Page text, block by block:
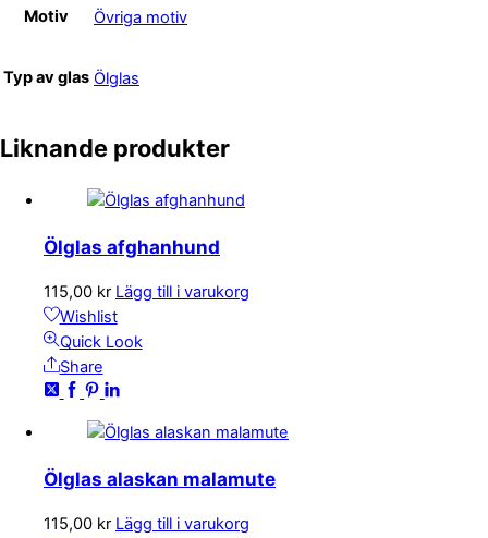
Motiv Övriga motiv
Typ av glas Ölglas
Liknande produkter
Ölglas afghanhund
115,00 kr Lägg till i varukorg
Wishlist
Quick Look
Share
Ölglas alaskan malamute
115,00 kr Lägg till i varukorg